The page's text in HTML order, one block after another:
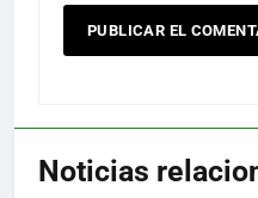
Noticias